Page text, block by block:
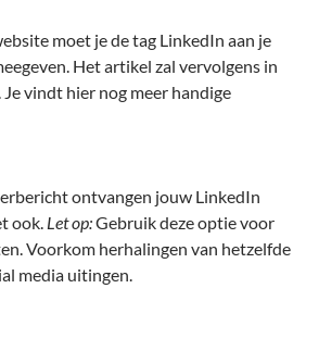
moet je de tag LinkedIn aan je
Het artikel zal vervolgens in
vindt hier nog meer handige
ontvangen jouw LinkedIn
ook. Let op:Gebruik deze optie voor
Voorkom herhalingen van hetzelfde
media uitingen.